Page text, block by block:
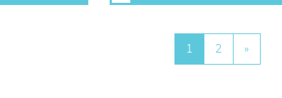
1 2 »